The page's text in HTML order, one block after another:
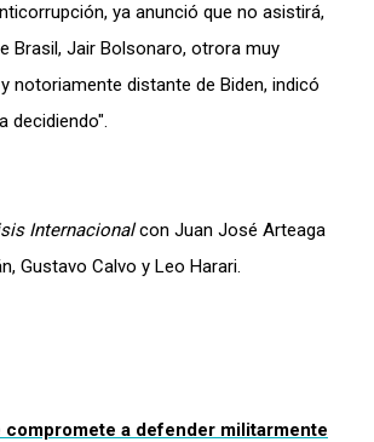
ya anunció que no asistirá,
Brasil, Jair Bolsonaro, otrora muy
notoriamente distante de Biden, indicó
decidiendo".
Internacionalcon Juan José Arteaga
Gustavo Calvo y Leo Harari.
compromete a defender militarmente